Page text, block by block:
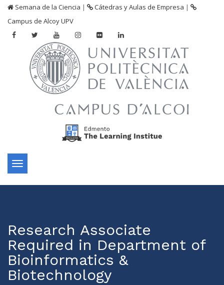
Semana de la Ciencia | Cátedras y Aulas de Empresa |
Campus de Alcoy UPV
Toggle
navigation
Research Associate
Required in Department of
Bioinformatics &
Biotechnology